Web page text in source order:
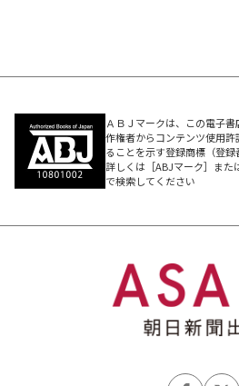
ＡＢＪマークは、この電子
作権者からコンテンツ使用
ることを示す登録商標（登録
詳しくは［ABJマーク］また
で検索してください